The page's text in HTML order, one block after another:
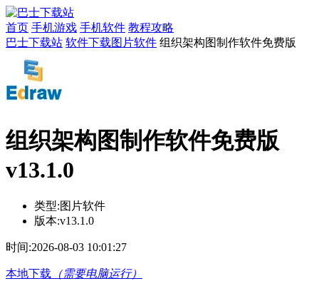
首页 手机游戏 手机软件 教程攻略
巴士下载站 软件下载图片软件 组织架构图制作软件免费版
组织架构图制作软件免费版
v13.1.0
类型:图片软件
版本:v13.1.0
时间:2026-08-03 10:01:27
本地下载 （需要电脑运行）